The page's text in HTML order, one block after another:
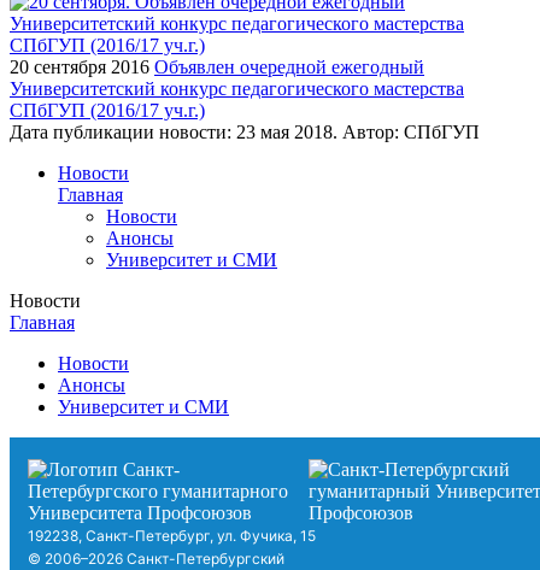
20 сентября 2016 Объявлен очередной ежегодный
Университетский конкурс педагогического мастерства
СПбГУП (2016/17 уч.г.)
Дата публикации новости: 23 мая 2018. Автор: СПбГУП
Новости
Главная
Новости
Анонсы
Университет и СМИ
Новости
Главная
Новости
Анонсы
Университет и СМИ
192238, Санкт-Петербург, ул. Фучика, 15
© 2006–2026 Санкт-Петербургский